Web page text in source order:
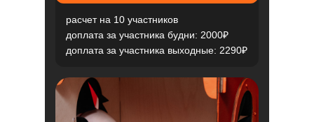
расчет на 10 участников
доплата за участника будни: 2000₽
доплата за участника выходные: 2290₽